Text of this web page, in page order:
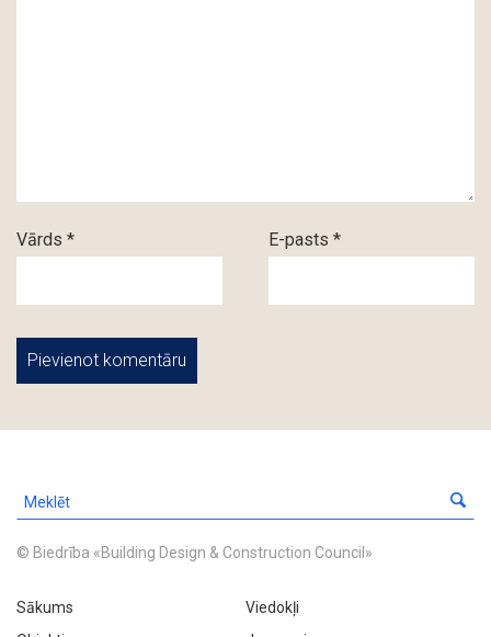
Vārds * E-pasts *
© Biedrība «Building Design & Construction Council»
Sākums
Viedokļi